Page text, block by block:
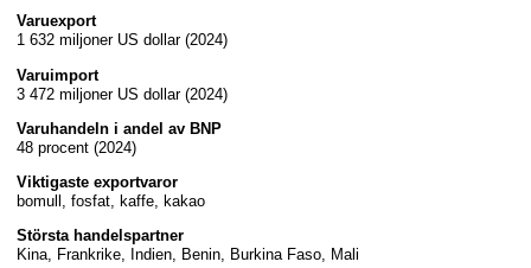
Varuexport
1 632 miljoner US dollar (2024)
Varuimport
3 472 miljoner US dollar (2024)
Varuhandeln i andel av BNP
48 procent (2024)
Viktigaste exportvaror
bomull, fosfat, kaffe, kakao
Största handelspartner
Kina, Frankrike, Indien, Benin, Burkina Faso, Mali